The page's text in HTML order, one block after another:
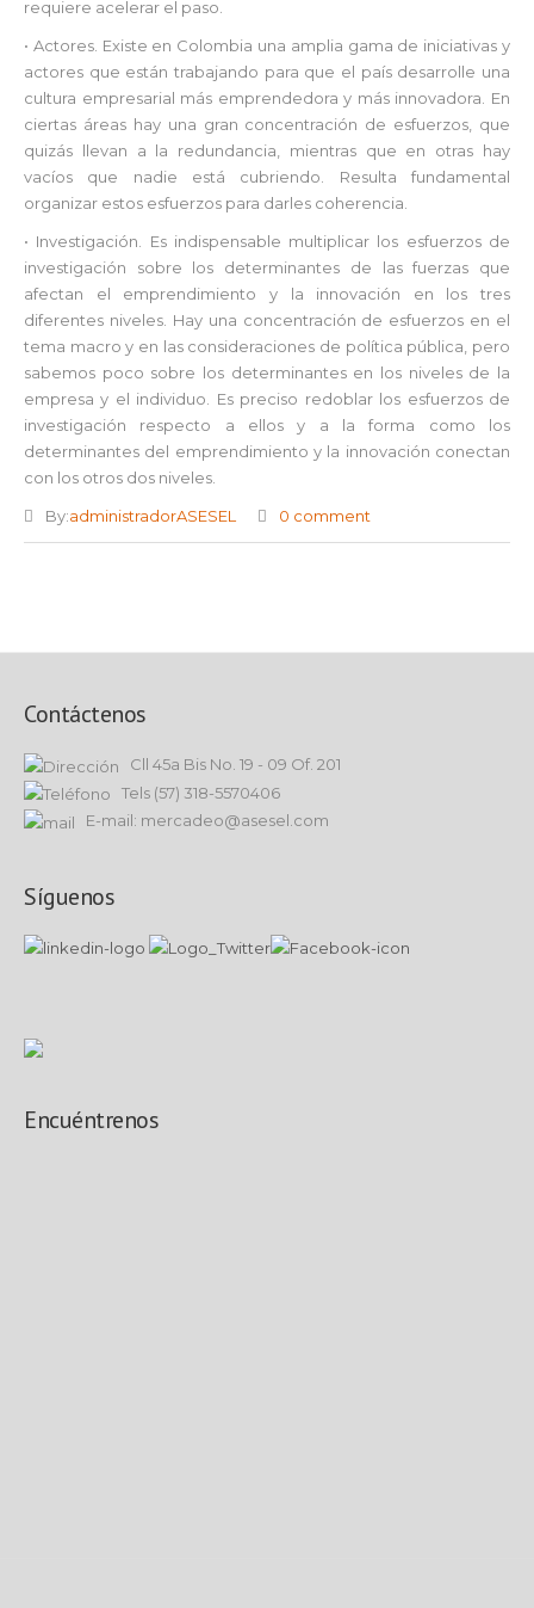
requiere acelerar el paso.
• Actores. Existe en Colombia una amplia gama de iniciativas y
actores que están trabajando para que el país desarrolle una
cultura empresarial más emprendedora y más innovadora. En
ciertas áreas hay una gran concentración de esfuerzos, que
quizás llevan a la redundancia, mientras que en otras hay
vacíos que nadie está cubriendo. Resulta fundamental
organizar estos esfuerzos para darles coherencia.
• Investigación. Es indispensable multiplicar los esfuerzos de
investigación sobre los determinantes de las fuerzas que
afectan el emprendimiento y la innovación en los tres
diferentes niveles. Hay una concentración de esfuerzos en el
tema macro y en las consideraciones de política pública, pero
sabemos poco sobre los determinantes en los niveles de la
empresa y el individuo. Es preciso redoblar los esfuerzos de
investigación respecto a ellos y a la forma como los
determinantes del emprendimiento y la innovación conectan
con los otros dos niveles.
By:administradorASESEL 0 comment
Contáctenos
Cll 45a Bis No. 19 - 09 Of. 201
Tels (57) 318-5570406
E-mail: mercadeo@asesel.com
Síguenos
Encuéntrenos